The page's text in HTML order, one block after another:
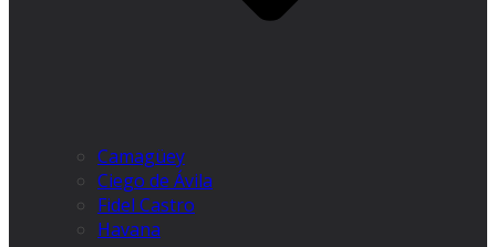
Camagüey
Ciego de Ávila
Fidel Castro
Havana